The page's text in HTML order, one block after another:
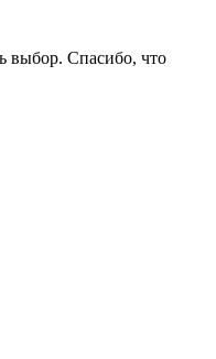
выбор. Спасибо, что